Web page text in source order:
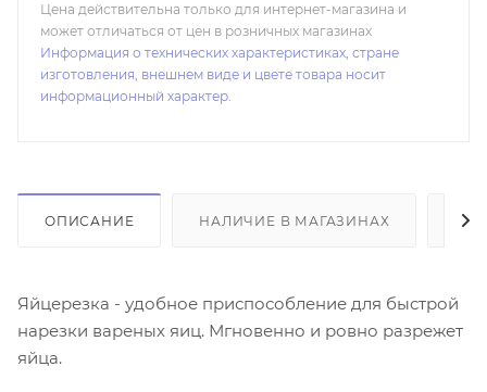
Цена действительна только для интернет-магазина и
может отличаться от цен в розничных магазинах
Информация о технических характеристиках, стране
изготовления, внешнем виде и цвете товара носит
информационный характер.
ОПИСАНИЕ НАЛИЧИЕ В МАГАЗИНАХ
Яйцерезка - удобное приспособление для быстрой
нарезки вареных яиц. Мгновенно и ровно разрежет
яйца.